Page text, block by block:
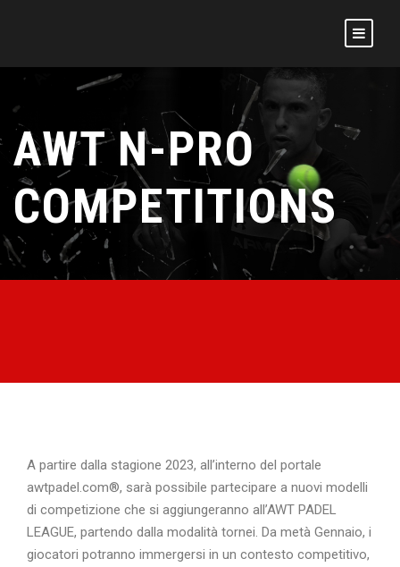
AWT N-PRO
COMPETITIONS
A partire dalla stagione 2023, all’interno del portale
awtpadel.com®, sarà possibile partecipare a nuovi modelli
di competizione che si aggiungeranno all’AWT PADEL
LEAGUE, partendo dalla modalità tornei. Da metà Gennaio, i
giocatori potranno immergersi in un contesto competitivo,